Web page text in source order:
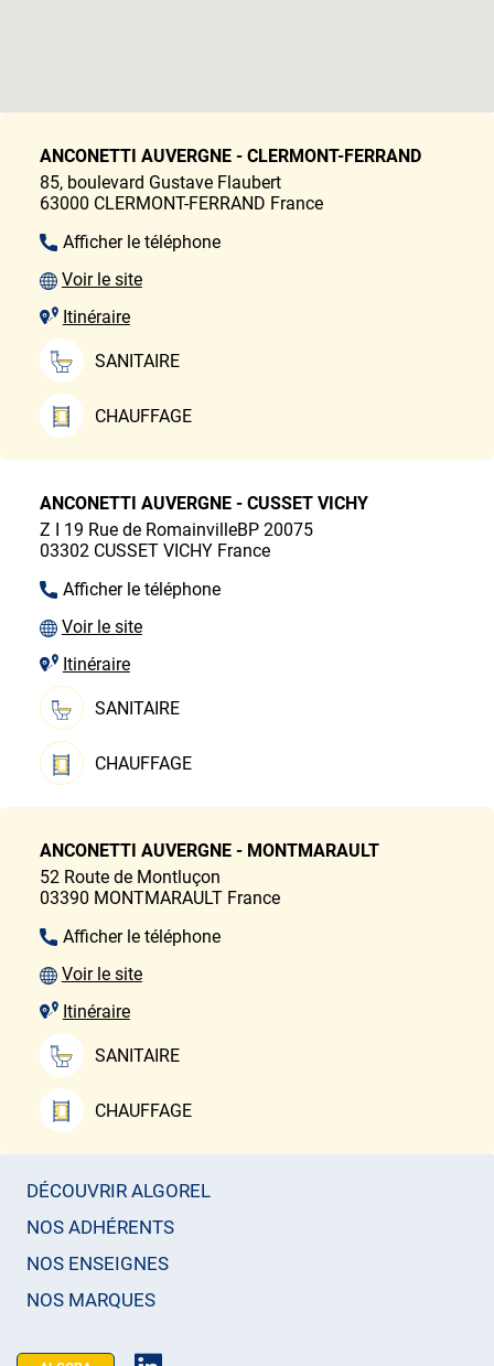
ANCONETTI AUVERGNE - CLERMONT-FERRAND
85, boulevard Gustave Flaubert
63000 CLERMONT-FERRAND France
Afficher le téléphone
Voir le site
Itinéraire
SANITAIRE
CHAUFFAGE
ANCONETTI AUVERGNE - CUSSET VICHY
Z I 19 Rue de RomainvilleBP 20075
03302 CUSSET VICHY France
Afficher le téléphone
Voir le site
Itinéraire
SANITAIRE
CHAUFFAGE
ANCONETTI AUVERGNE - MONTMARAULT
52 Route de Montluçon
03390 MONTMARAULT France
Afficher le téléphone
Voir le site
Itinéraire
SANITAIRE
CHAUFFAGE
DÉCOUVRIR ALGOREL
NOS ADHÉRENTS
NOS ENSEIGNES
NOS MARQUES